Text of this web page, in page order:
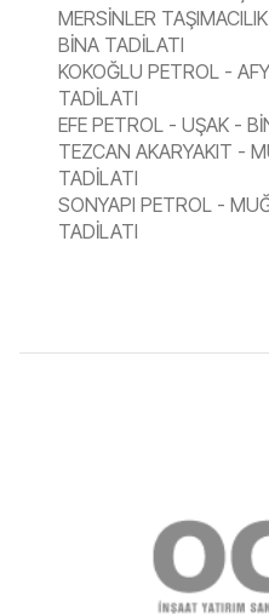
MERSİNLER
BİNA TADİLATI
KOKOĞLU PETROL -
TADİLATI
EFE PETROL - UŞAK -
TEZCAN AKARYAKIT -
TADİLATI
SONYAPI PETROL -
TADİLATI